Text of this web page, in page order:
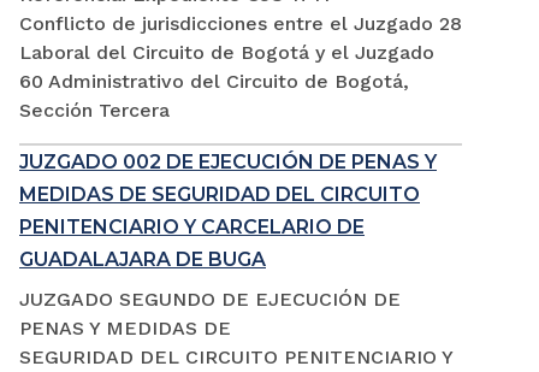
Conflicto de jurisdicciones entre el Juzgado 28
Laboral del Circuito de Bogotá y el Juzgado
60 Administrativo del Circuito de Bogotá,
Sección Tercera
JUZGADO 002 DE EJECUCIÓN DE PENAS Y
MEDIDAS DE SEGURIDAD DEL CIRCUITO
PENITENCIARIO Y CARCELARIO DE
GUADALAJARA DE BUGA
JUZGADO SEGUNDO DE EJECUCIÓN DE
PENAS Y MEDIDAS DE
SEGURIDAD DEL CIRCUITO PENITENCIARIO Y